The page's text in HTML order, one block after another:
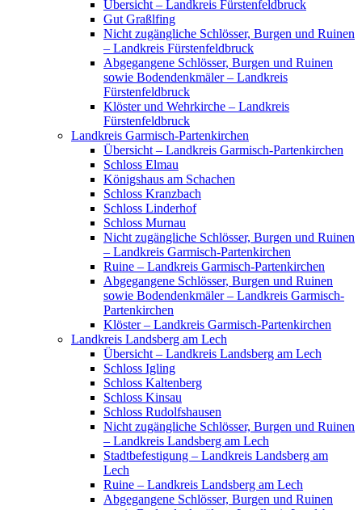
Übersicht – Landkreis Fürstenfeldbruck
Gut Graßlfing
Nicht zugängliche Schlösser, Burgen und Ruinen
– Landkreis Fürstenfeldbruck
Abgegangene Schlösser, Burgen und Ruinen
sowie Bodendenkmäler – Landkreis
Fürstenfeldbruck
Klöster und Wehrkirche – Landkreis
Fürstenfeldbruck
Landkreis Garmisch-Partenkirchen
Übersicht – Landkreis Garmisch-Partenkirchen
Schloss Elmau
Königshaus am Schachen
Schloss Kranzbach
Schloss Linderhof
Schloss Murnau
Nicht zugängliche Schlösser, Burgen und Ruinen
– Landkreis Garmisch-Partenkirchen
Ruine – Landkreis Garmisch-Partenkirchen
Abgegangene Schlösser, Burgen und Ruinen
sowie Bodendenkmäler – Landkreis Garmisch-
Partenkirchen
Klöster – Landkreis Garmisch-Partenkirchen
Landkreis Landsberg am Lech
Übersicht – Landkreis Landsberg am Lech
Schloss Igling
Schloss Kaltenberg
Schloss Kinsau
Schloss Rudolfshausen
Nicht zugängliche Schlösser, Burgen und Ruinen
– Landkreis Landsberg am Lech
Stadtbefestigung – Landkreis Landsberg am
Lech
Ruine – Landkreis Landsberg am Lech
Abgegangene Schlösser, Burgen und Ruinen